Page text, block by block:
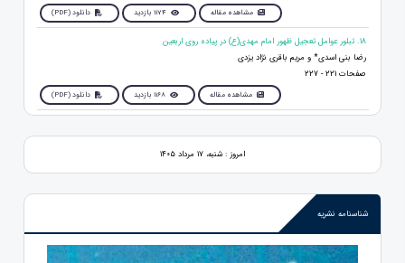
مشاهده مقاله 1174 بازدید دانلود (PDF)
18. تبلور عوامل تعجیل ظهور امام مهدی(ع) در پیاده روی اربعین
رضا بنی اسدی* و مریم باقری نژاد یزدی
صفحات 221 - 227
مشاهده مقاله 1168 بازدید دانلود (PDF)
امروز : شنبه، ۱۷ مرداد ۱۴۰۵
شناسنامه نشریه